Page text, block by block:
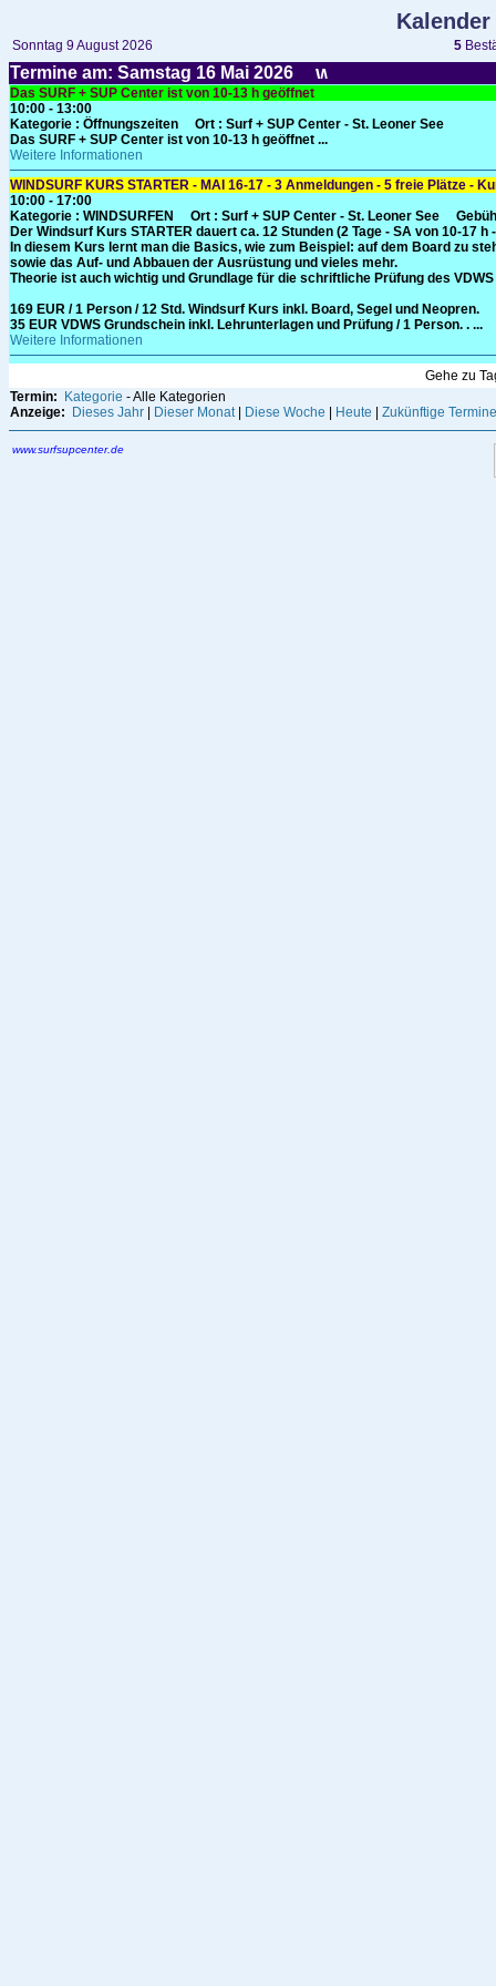
Sonntag 9 August 2026 5
Termine am: Samstag 16 Mai 2026
Das SURF + SUP Center ist von 10-13 h geöffnet
10:00 - 13:00
Kategorie : Öffnungszeiten Ort : Surf + SUP Center - St. Leoner See
Das SURF + SUP Center ist von 10-13 h geöffnet ...
Weitere Informationen
WINDSURF KURS STARTER - MAI 16-17 - 3 Anmeldungen - 5 freie Plätze -
10:00 - 17:00
Kategorie : WINDSURFEN Ort : Surf + SUP Center - St. Leoner See
Der Windsurf Kurs STARTER dauert ca. 12 Stunden (2 Tage - SA von 10-
In diesem Kurs lernt man die Basics, wie zum Beispiel: auf dem Board zu
sowie das Auf- und Abbauen der Ausrüstung und vieles mehr.
Theorie ist auch wichtig und Grundlage für die schriftliche Prüfung des
169 EUR / 1 Person / 12 Std. Windsurf Kurs inkl. Board, Segel und Neopren.
35 EUR VDWS Grundschein inkl. Lehrunterlagen und Prüfung / 1 Person. . ...
Weitere Informationen
Gehe zu
Termin:
Kategorie - Alle Kategorien
Anzeige:
Dieses Jahr Dieser Monat| Diese Woche Heute Zukünftige Termine
www.surfsupcenter.de